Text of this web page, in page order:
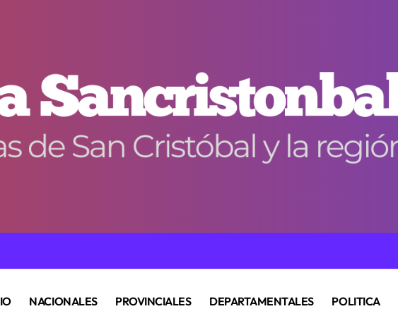
NACIONALES PROVINCIALES DEPARTAMENTALES POLITICA